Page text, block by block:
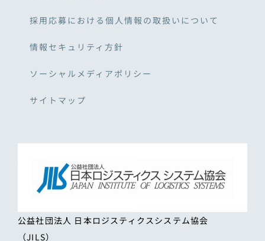
採用応募における個人情報の取扱いについて
情報セキュリティ方針
ソーシャルメディアポリシー
サイトマップ
公益社団法人 日本ロジスティクスシステム協会
（JILS）